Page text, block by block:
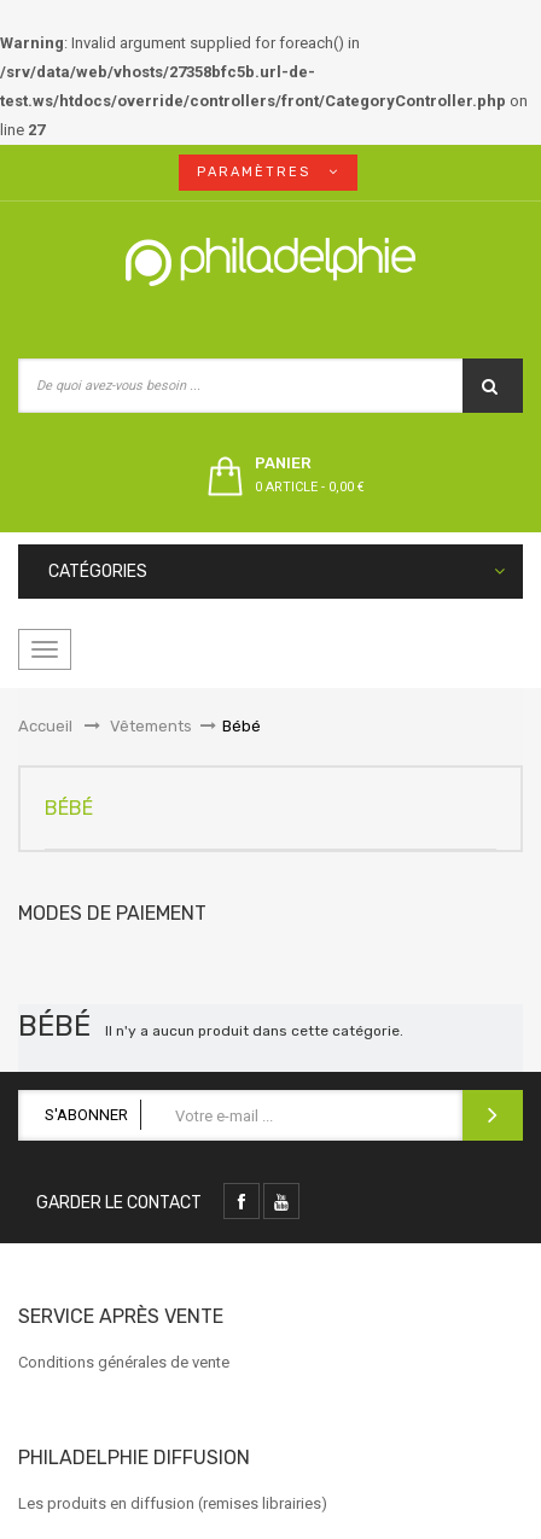
Warning: Invalid argument supplied for foreach() in
/srv/data/web/vhosts/27358bfc5b.url-de-
test.ws/htdocs/override/controllers/front/CategoryController.php on
line 27
PARAMÈTRES
PANIER
0 ARTICLE - 0,00 €
CATÉGORIES
Basculer
Accueil
&gt;Vêtements > Bébé
BÉBÉ
MODES DE PAIEMENT
BÉBÉ Il n'y a aucun produit dans cette catégorie.
S'ABONNER
GARDER LE CONTACT
SERVICE APRÈS VENTE
Conditions générales de vente
PHILADELPHIE DIFFUSION
Les produits en diffusion (remises librairies)